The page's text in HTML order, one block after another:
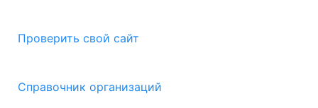
Проверить свой сайт
Справочник организаций